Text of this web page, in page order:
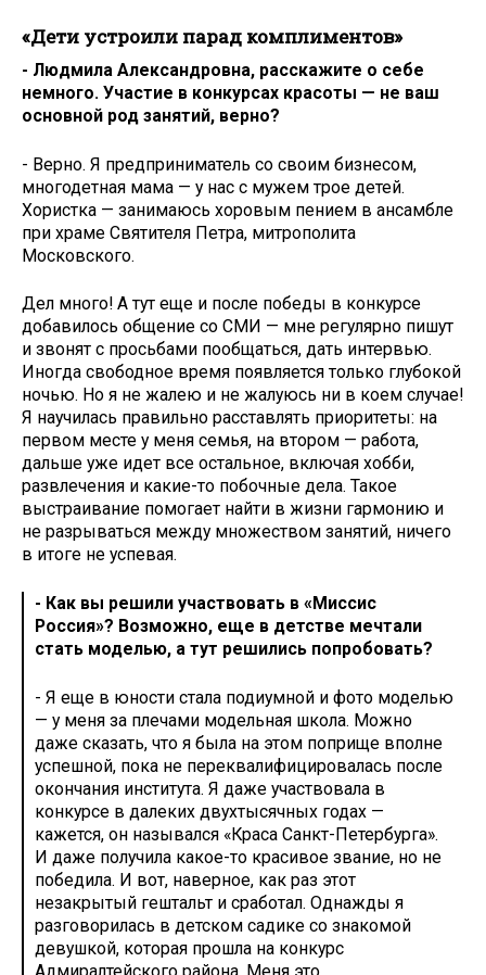
«Дети устроили парад комплиментов»
- Людмила Александровна, расскажите о себе
немного. Участие в конкурсах красоты — не ваш
основной род занятий, верно?
- Верно. Я предприниматель со своим бизнесом,
многодетная мама — у нас с мужем трое детей.
Хористка — занимаюсь хоровым пением в ансамбле
при храме Святителя Петра, митрополита
Московского.
Дел много! А тут еще и после победы в конкурсе
добавилось общение со СМИ — мне регулярно пишут
и звонят с просьбами пообщаться, дать интервью.
Иногда свободное время появляется только глубокой
ночью. Но я не жалею и не жалуюсь ни в коем случае!
Я научилась правильно расставлять приоритеты: на
первом месте у меня семья, на втором — работа,
дальше уже идет все остальное, включая хобби,
развлечения и какие-то побочные дела. Такое
выстраивание помогает найти в жизни гармонию и
не разрываться между множеством занятий, ничего
в итоге не успевая.
- Как вы решили участвовать в «Миссис
Россия»? Возможно, еще в детстве мечтали
стать моделью, а тут решились попробовать?
- Я еще в юности стала подиумной и фото моделью
— у меня за плечами модельная школа. Можно
даже сказать, что я была на этом поприще вполне
успешной, пока не переквалифицировалась после
окончания института. Я даже участвовала в
конкурсе в далеких двухтысячных годах —
кажется, он назывался «Краса Санкт-Петербурга».
И даже получила какое-то красивое звание, но не
победила. И вот, наверное, как раз этот
незакрытый гештальт и сработал. Однажды я
разговорилась в детском садике со знакомой
девушкой, которая прошла на конкурс